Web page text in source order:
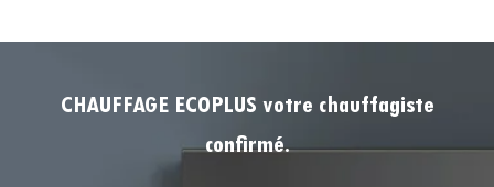
CHAUFFAGE ECOPLUS votre chauffagiste
confirmé.